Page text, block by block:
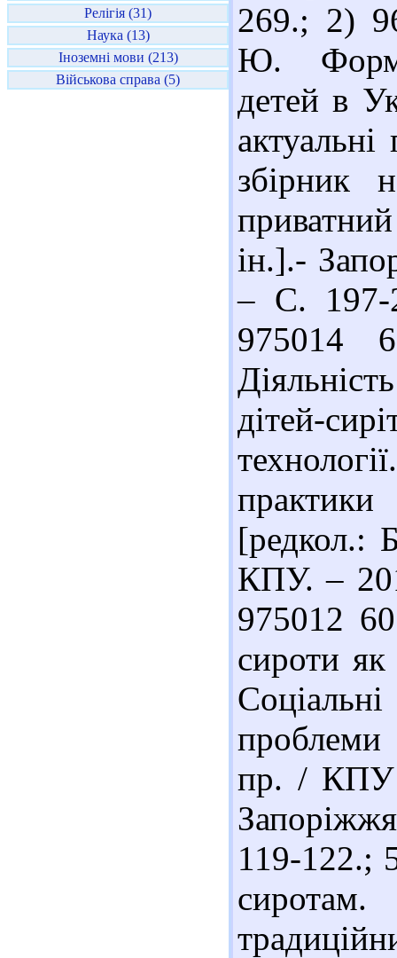
Релігія (31)
Наука (13)
Іноземні мови (213)
Військова справа (5)
269.; 2)
Ю.
детей в
збірник
ін.].-
– С. 197-
975014
дітей-
[редкол.:
КПУ. –
975012
сироти як
проблеми
пр. / КПУ
119-122.;